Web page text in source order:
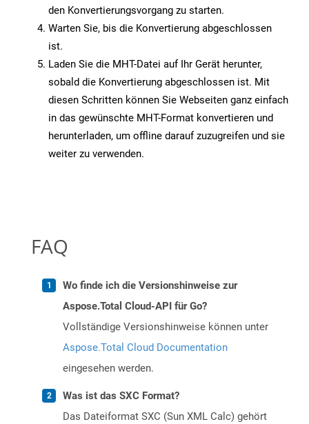
den Konvertierungsvorgang zu starten.
Warten Sie, bis die Konvertierung abgeschlossen
ist.
Laden Sie die MHT-Datei auf Ihr Gerät herunter,
sobald die Konvertierung abgeschlossen ist. Mit
diesen Schritten können Sie Webseiten ganz einfach
in das gewünschte MHT-Format konvertieren und
herunterladen, um offline darauf zuzugreifen und sie
weiter zu verwenden.
FAQ
Wo finde ich die Versionshinweise zur
Aspose.Total Cloud-API für Go?
Vollständige Versionshinweise können unter
Aspose.Total Cloud Documentation
eingesehen werden.
Was ist das SXC Format?
Das Dateiformat SXC (Sun XML Calc) gehört